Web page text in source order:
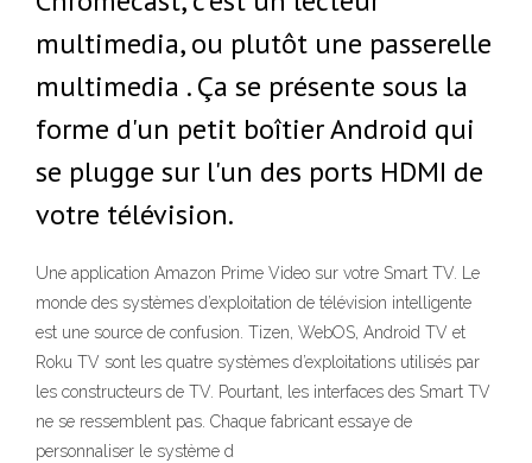
multimedia, ou plutôt une passerelle
multimedia . Ça se présente sous la
forme d'un petit boîtier Android qui
se plugge sur l'un des ports HDMI de
votre télévision.
Une application Amazon Prime Video sur votre Smart TV. Le
monde des systèmes d’exploitation de télévision intelligente
est une source de confusion. Tizen, WebOS, Android TV et
Roku TV sont les quatre systèmes d’exploitations utilisés par
les constructeurs de TV. Pourtant, les interfaces des Smart TV
ne se ressemblent pas. Chaque fabricant essaye de
personnaliser le système d